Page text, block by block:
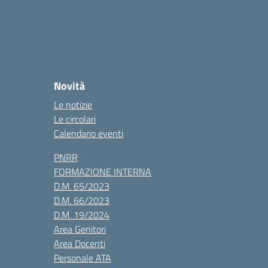
Novità
Le notizie
Le circolari
Calendario eventi
PNRR
FORMAZIONE INTERNA
D.M. 65/2023
D.M. 66/2023
D.M. 19/2024
Area Genitori
Area Docenti
Personale ATA